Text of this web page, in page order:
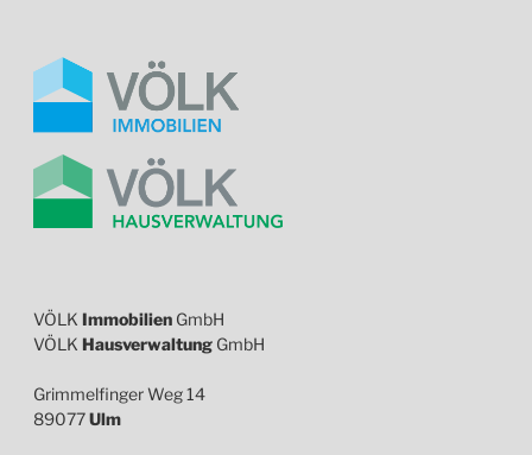
VÖLK Immobilien GmbH
VÖLK Hausverwaltung GmbH
Grimmelfinger Weg 14
89077Ulm